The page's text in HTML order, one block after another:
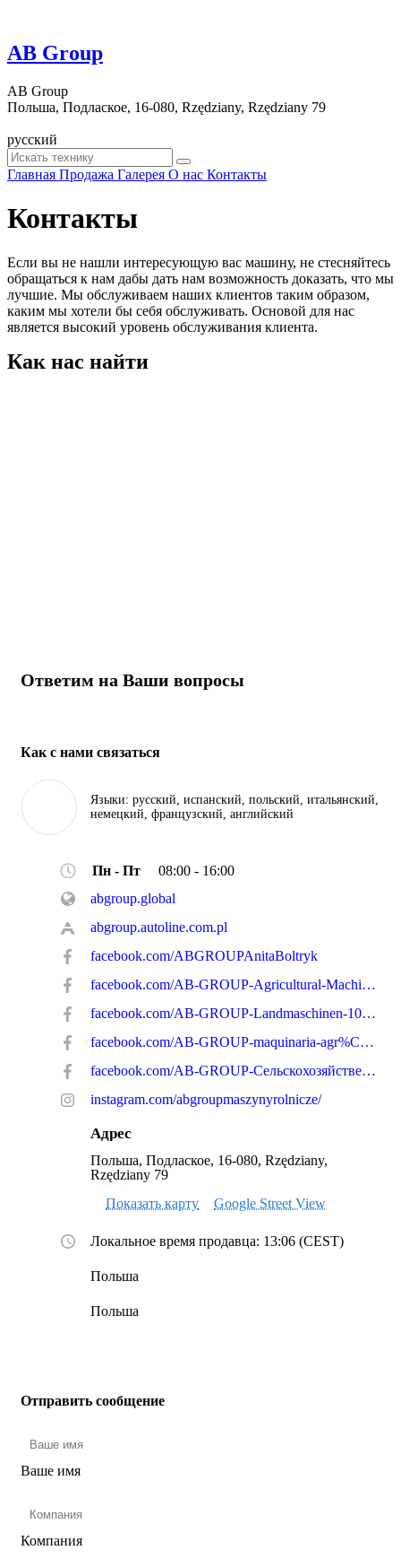
AB Group
AB Group
Польша, Подлаское, 16-080, Rzędziany, Rzędziany 79
русский
Главная Продажа Галерея О нас Контакты
Контакты
Если вы не нашли интересующую вас машину, не стесняйтесь
обращаться к нам дабы дать нам возможность доказать, что мы
лучшие. Мы обслуживаем наших клиентов таким образом,
каким мы хотели бы себя обслуживать. Основой для нас
является высокий уровень обслуживания клиента.
Как нас найти
Ответим на Ваши вопросы
Как с нами связаться
Языки: русский, испанский, польский, итальянский,
немецкий, французский, английский
Пн - Пт
08:00 - 16:00
abgroup.global
abgroup.autoline.com.pl
facebook.com/ABGROUPAnitaBoltryk
facebook.com/AB-GROUP-Agricultural-Machinery-106760617345300/
facebook.com/AB-GROUP-Landmaschinen-108699040474473
facebook.com/AB-GROUP-maquinaria-agr%C3%ADcola-101967957826107/
facebook.com/AB-GROUP-Сельскохозяйственная-техника-107148033964695/
instagram.com/abgroupmaszynyrolnicze/
Адрес
Польша, Подлаское, 16-080, Rzędziany,
Rzędziany 79
Показать карту
Google Street View
Локальное время продавца: 13:06 (CEST)
Польша
Польша
Отправить сообщение
Ваше имя
Компания